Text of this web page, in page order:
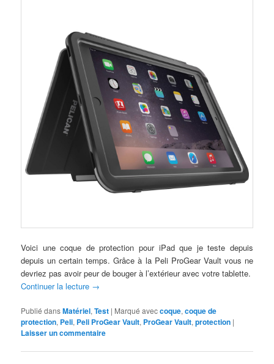
Voici une coque de protection pour iPad que je teste depuis
depuis un certain temps. Grâce à la Peli ProGear Vault vous ne
devriez pas avoir peur de bouger à l’extérieur avec votre tablette.
Continuer la lecture →
Publié dansMatériel,Test | Marqué aveccoque,coque de
protection, Peli, Peli ProGear Vault, ProGear Vault,protection |
Laisser un commentaire